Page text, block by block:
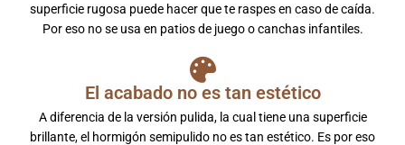
superficie rugosa puede hacer que te raspes en caso de caída.
Por eso no se usa en patios de juego o canchas infantiles.
El acabado no es tan estético
A diferencia de la versión pulida, la cual tiene una superficie
brillante, el hormigón semipulido no es tan estético. Es por eso